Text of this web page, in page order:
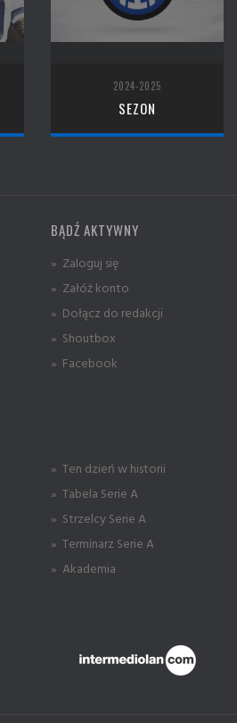
2024-2025
SEZON
BĄDŹ AKTYWNY
» Zaloguj się
» Załóż konto
» Dołącz do redakcji
» Shoutbox
» Facebook
» Ten dzień w historii
» Tabela Serie A
» Strzelcy Serie A
» Terminarz Serie A
» Akademia